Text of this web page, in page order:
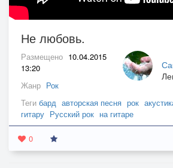
Не любовь.
Размещено 10.04.2015
13:20
Жанр Рок
Теги бард авторская песня рок
гитару Русский рок на гитаре
0